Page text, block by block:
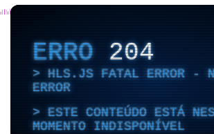
ERRO204
HLS.JS FATAL ERROR -
ERROR
ESTE CONTEÚDO ESTÁ
MOMENTO INDISPONÍVEL